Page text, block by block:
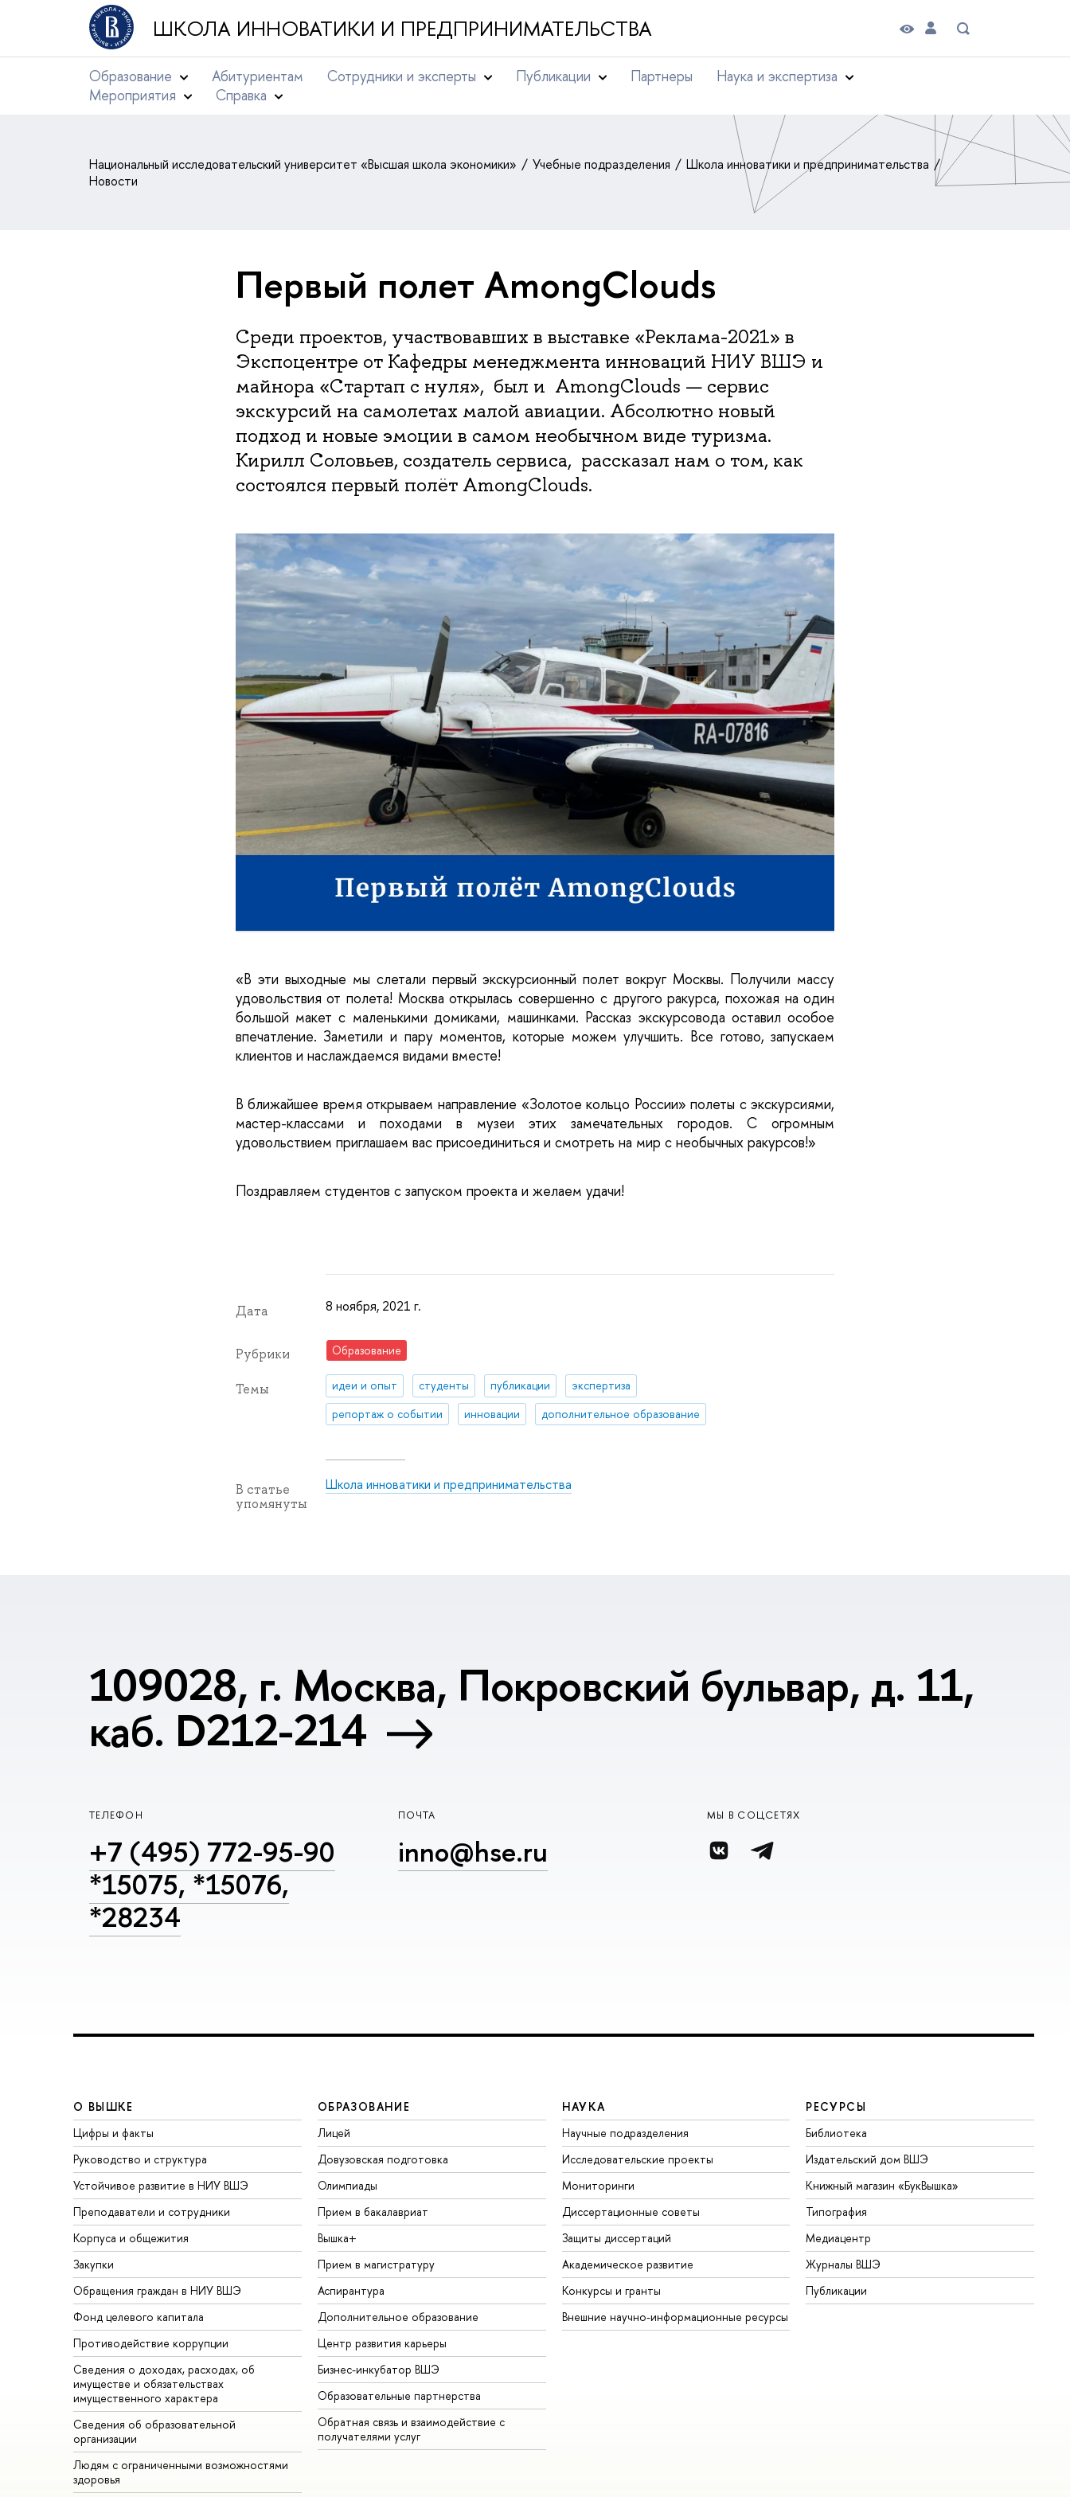
ШКОЛА ИННОВАТИКИ И ПРЕДПРИНИМАТЕЛЬСТВА
Образование Абитуриентам Сотрудники и эксперты Публикации Партнеры
Наука и экспертиза
Мероприятия
Справка
Национальный исследовательский университет «Высшая школа экономики» Учебные подразделения
Школа инноватики и предпринимательства
Новости
Первый полет AmongClouds
Среди проектов, участвовавших в выставке «Реклама-2021» в
Экспоцентре от Кафедры менеджмента инноваций НИУ ВШЭ и
майнора «Стартап с нуля», был и AmongClouds — сервис
экскурсий на самолетах малой авиации. Абсолютно новый
подход и новые эмоции в самом необычном виде туризма.
Кирилл Соловьев, создатель сервиса, рассказал нам о том, как
состоялся первый полёт AmongClouds.
«В эти выходные мы слетали первый экскурсионный полет вокруг Москвы. Получили массу
удовольствия от полета! Москва открылась совершенно с другого ракурса, похожая на один
большой макет с маленькими домиками, машинками. Рассказ экскурсовода оставил особое
впечатление. Заметили и пару моментов, которые можем улучшить. Все готово, запускаем
клиентов и наслаждаемся видами вместе!
В ближайшее время открываем направление «Золотое кольцо России» полеты с экскурсиями,
мастер-классами и походами в музеи этих замечательных городов. С огромным
удовольствием приглашаем вас присоединиться и смотреть на мир с необычных ракурсов!»
Поздравляем студентов с запуском проекта и желаем удачи!
Дата 8 ноября, 2021 г.
Рубрики Образование
Темы идеи и опыт студенты публикации
экспертиза
репортаж о событии
инновации дополнительное образование
В статье
упомянуты
Школа инноватики и предпринимательства
109028, г. Москва, Покровский бульвар, д. 11,
каб. D212-214
ТЕЛЕФОН
+7 (495) 772-95-90
*15075, *15076,
*28234
ПОЧТА
inno@hse.ru
МЫ В СОЦСЕТЯХ
О ВЫШКЕ
Цифры и факты
Руководство и структура
Устойчивое развитие в НИУ ВШЭ
Преподаватели и сотрудники
Корпуса и общежития
Закупки
Обращения граждан в НИУ ВШЭ
Фонд целевого капитала
Противодействие коррупции
Сведения о доходах, расходах, об
имуществе и обязательствах
имущественного характера
Сведения об образовательной
организации
Людям с ограниченными возможностями
здоровья
ОБРАЗОВАНИЕ
Лицей
Довузовская подготовка
Олимпиады
Прием в бакалавриат
Вышка+
Прием в магистратуру
Аспирантура
Дополнительное образование
Центр развития карьеры
Бизнес-инкубатор ВШЭ
Образовательные партнерства
Обратная связь и взаимодействие с
получателями услуг
НАУКА
Научные подразделения
Исследовательские проекты
Мониторинги
Диссертационные советы
Защиты диссертаций
Академическое развитие
Конкурсы и гранты
Внешние научно-информационные ресурсы
РЕСУРСЫ
Библиотека
Издательский дом ВШЭ
Книжный магазин «БукВышка»
Типография
Медиацентр
Журналы ВШЭ
Публикации